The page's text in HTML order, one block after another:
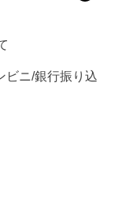
ビニ/銀行振り込